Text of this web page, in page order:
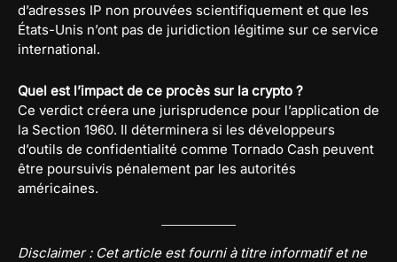
d’adresses IP non prouvées scientifiquement et que les
États-Unis n’ont pas de juridiction légitime sur ce service
international.
Quel est l’impact de ce procès sur la crypto ?
Ce verdict créera une jurisprudence pour l’application de
la Section 1960. Il déterminera si les développeurs
d’outils de confidentialité comme Tornado Cash peuvent
être poursuivis pénalement par les autorités
américaines.
Disclaimer : Cet article est fourni à titre informatif et ne